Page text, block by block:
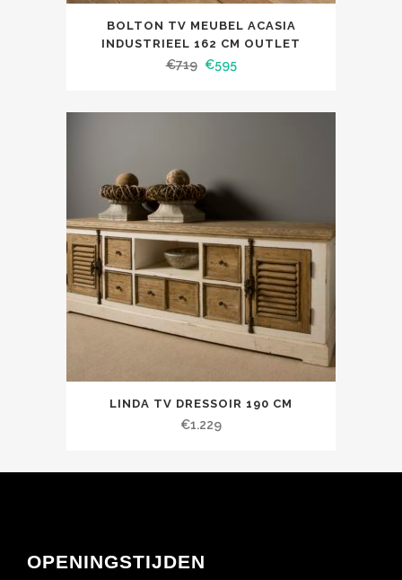
BOLTON TV MEUBEL ACASIA
INDUSTRIEEL 162 CM OUTLET
€719 €595
LINDA TV DRESSOIR 190 CM
€1.229
OPENINGSTIJDEN